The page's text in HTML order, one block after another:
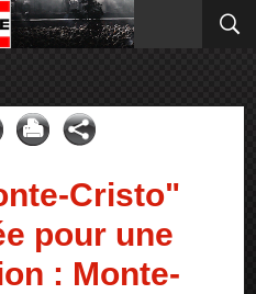
Cristo"
pour une
: Monte-